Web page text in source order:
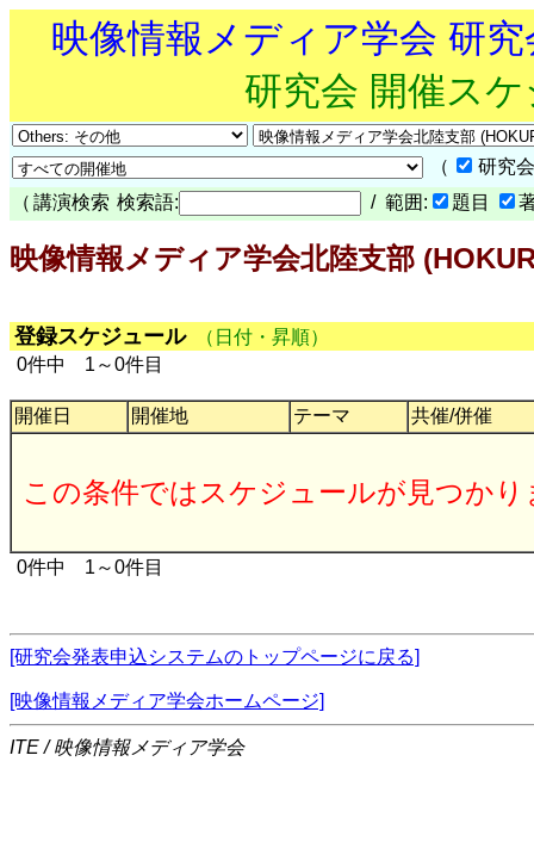
映像情報メディア学会 研
研究会 開催ス
（
研究
（ 講演検索 検索語: / 範囲: 題目
映像情報メディア学会北陸支部
登録スケジュール
（日付・昇順）
0件中 1～0件目
開催日 開催地 テーマ 共催/併催
この条件ではスケジュールが見つかり
0件中 1～0件目
[研究会発表申込システムのトップページに戻る]
[映像情報メディア学会ホームページ]
ITE / 映像情報メディア学会